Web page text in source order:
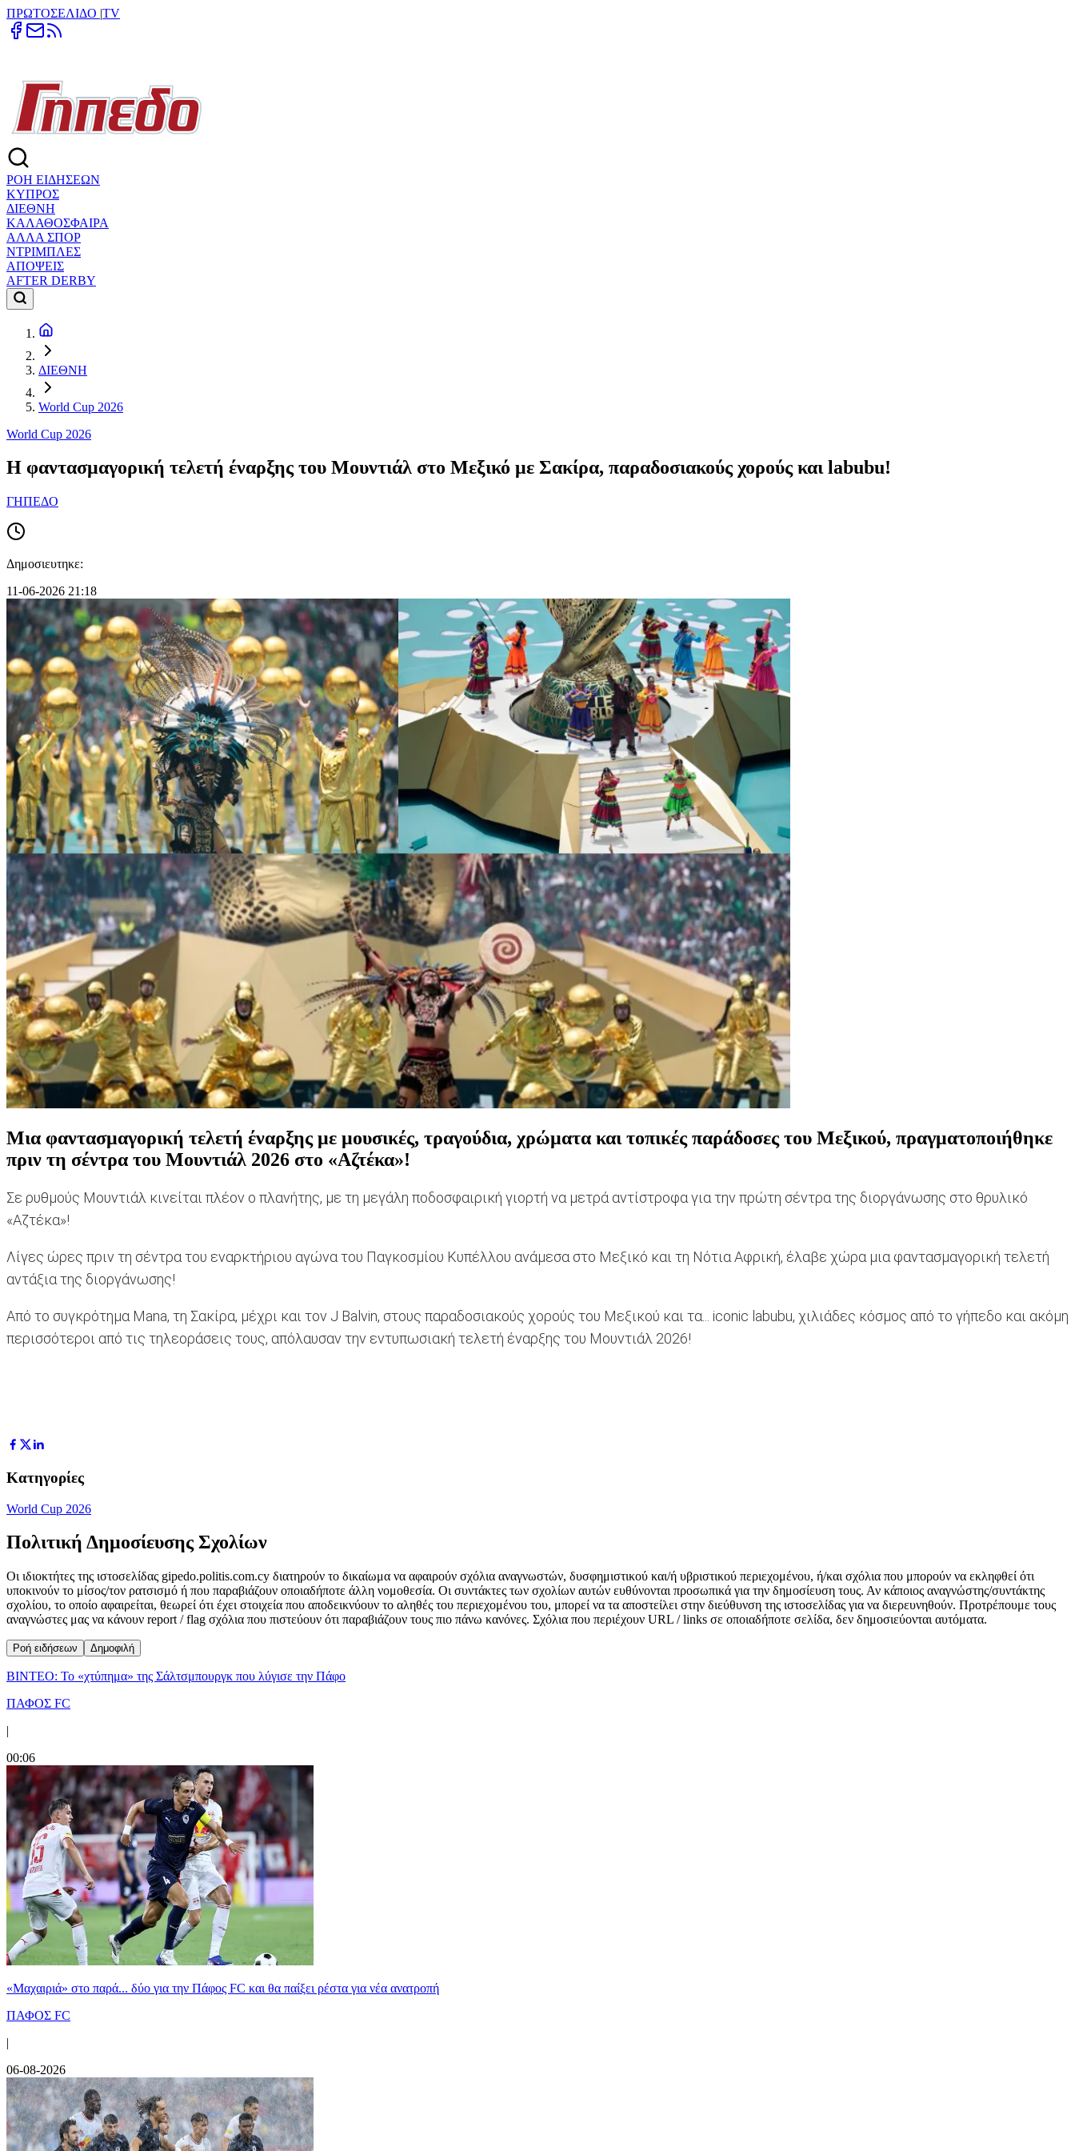
ΠΡΩΤΟΣΕΛΙΔΟ |TV
ΡΟΗ ΕΙΔΗΣΕΩΝ
ΚΥΠΡΟΣ
ΔΙΕΘΝΗ
ΚΑΛΑΘΟΣΦΑΙΡΑ
ΑΛΛΑ ΣΠΟΡ
ΝΤΡΙΜΠΛΕΣ
ΑΠΟΨΕΙΣ
AFTER DERBY
ΔΙΕΘΝΗ
World Cup 2026
World Cup 2026
Η φαντασμαγορική τελετή έναρξης του Μουντιάλ στο Μεξικό με Σακίρα, παραδοσιακούς χορούς και labubu!
ΓΗΠΕΔΟ
Δημοσιευτηκε:
11-06-2026 21:18
Μια φαντασμαγορική τελετή έναρξης με μουσικές, τραγούδια, χρώματα και τοπικές παράδοσες του Μεξικού, πραγματοποιήθηκε
πριν τη σέντρα του Μουντιάλ 2026 στο «Αζτέκα»!
Σε ρυθμούς Μουντιάλ κινείται πλέον ο πλανήτης, με τη μεγάλη ποδοσφαιρική γιορτή να μετρά αντίστροφα για την πρώτη σέντρα της διοργάνωσης στο θρυλικό
«Αζτέκα»!
Λίγες ώρες πριν τη σέντρα του εναρκτήριου αγώνα του Παγκοσμίου Κυπέλλου ανάμεσα στο Μεξικό και τη Νότια Αφρική, έλαβε χώρα μια φαντασμαγορική τελετή
αντάξια της διοργάνωσης!
Από το συγκρότημα Mana, τη Σακίρα, μέχρι και τον J Balvin, στους παραδοσιακούς χορούς του Μεξικού και τα... iconic labubu, χιλιάδες κόσμος από το γήπεδο και ακόμη
περισσότεροι από τις τηλεοράσεις τους, απόλαυσαν την εντυπωσιακή τελετή έναρξης του Μουντιάλ 2026!
Κατηγορίες
World Cup 2026
Πολιτική Δημοσίευσης Σχολίων
Οι ιδιοκτήτες της ιστοσελίδας gipedo.politis.com.cy διατηρούν το δικαίωμα να αφαιρούν σχόλια αναγνωστών, δυσφημιστικού και/ή υβριστικού περιεχομένου, ή/και σχόλια που μπορούν να εκληφθεί ότι
υποκινούν το μίσος/τον ρατσισμό ή που παραβιάζουν οποιαδήποτε άλλη νομοθεσία. Οι συντάκτες των σχολίων αυτών ευθύνονται προσωπικά για την δημοσίευση τους. Αν κάποιος αναγνώστης/συντάκτης
σχολίου, το οποίο αφαιρείται, θεωρεί ότι έχει στοιχεία που αποδεικνύουν το αληθές του περιεχομένου του, μπορεί να τα αποστείλει στην διεύθυνση της ιστοσελίδας για να διερευνηθούν. Προτρέπουμε τους
αναγνώστες μας να κάνουν report / flag σχόλια που πιστεύουν ότι παραβιάζουν τους πιο πάνω κανόνες. Σχόλια που περιέχουν URL / links σε οποιαδήποτε σελίδα, δεν δημοσιεύονται αυτόματα.
Ροή ειδήσεων Δημοφιλή
ΒΙΝΤΕΟ: Το «χτύπημα» της Σάλτσμπουργκ που λύγισε την Πάφο
ΠΑΦΟΣ FC
|
00:06
«Μαχαιριά» στο παρά... δύο για την Πάφος FC και θα παίξει ρέστα για νέα ανατροπή
ΠΑΦΟΣ FC
|
06-08-2026